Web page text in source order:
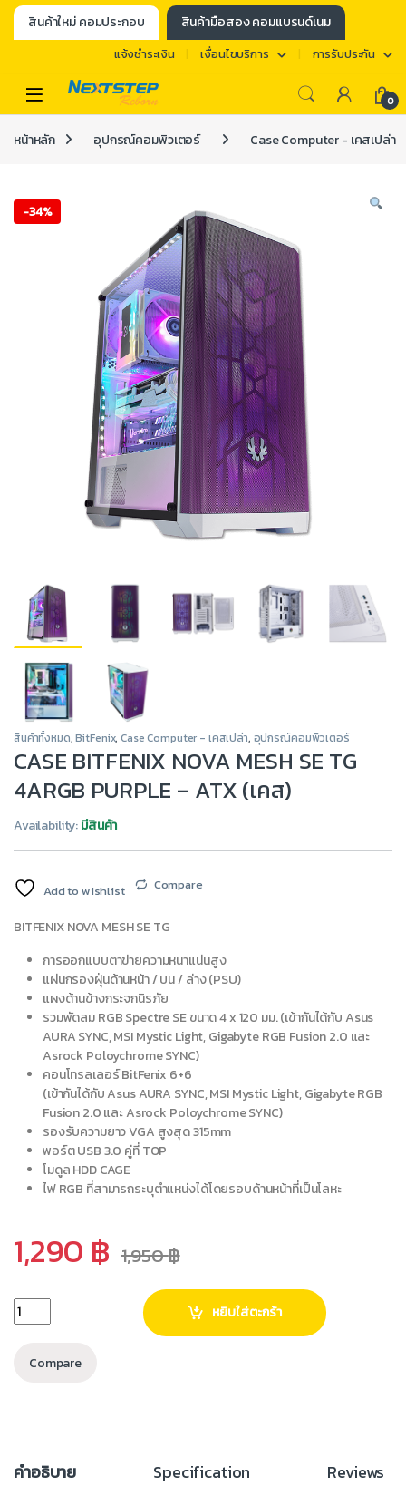
สินค้าใหม่ คอมประกอบ สินค้ามือสอง คอมแบรนด์เนม
แจ้งชำระเงิน เงื่อนไขบริการ การรับประกัน
0
หน้าหลัก อุปกรณ์คอมพิวเตอร์ Case Computer - เคสเปล่า
-34%
สินค้าทั้งหมด,BitFenix,Case Computer - เคสเปล่า, อุปกรณ์คอมพิวเตอร์
CASE BITFENIX NOVA MESH SE TG
4ARGB PURPLE – ATX (เคส)
Availability:มีสินค้า
Add to wishlist Compare
BITFENIX NOVA MESH SE TG
การออกแบบตาข่ายความหนาแน่นสูง
แผ่นกรองฝุ่นด้านหน้า / บน / ล่าง (PSU)
แผงด้านข้างกระจกนิรภัย
รวมพัดลม RGB Spectre SE ขนาด 4 x 120 มม. (เข้ากันได้กับ Asus
AURA SYNC, MSI Mystic Light, Gigabyte RGB Fusion 2.0 และ
Asrock Poloychrome SYNC)
คอนโทรลเลอร์ BitFenix ​​6+6
(เข้ากันได้กับ Asus AURA SYNC, MSI Mystic Light, Gigabyte RGB
Fusion 2.0 และ Asrock Poloychrome SYNC)
รองรับความยาว VGA สูงสุด 315mm
พอร์ต USB 3.0 คู่ที่ TOP
โมดูล HDD CAGE
ไฟ RGB ที่สามารถระบุตำแหน่งได้โดยรอบด้านหน้าที่เป็นโลหะ
1,290 ฿ 1,950฿
หยิบใส่ตะกร้า
Compare
คำอธิบาย Specification Reviews